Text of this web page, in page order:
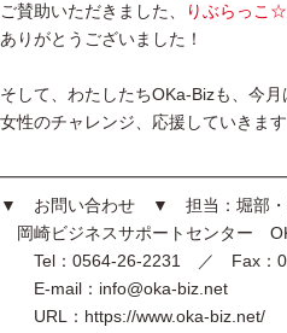
ご賛助いただきました、 りぶらっこ
ありがとうございました！
そして、わたしたちOKa-Bizも、今月
女性のチャレンジ、応援していきます
▼ お問い合わせ ▼ 担当：堀部・
岡崎ビジネスサポートセンター
Tel：0564-26-2231 ／ Fax：
E-mail：info@oka-biz.net
URL：https://www.oka-biz.net/